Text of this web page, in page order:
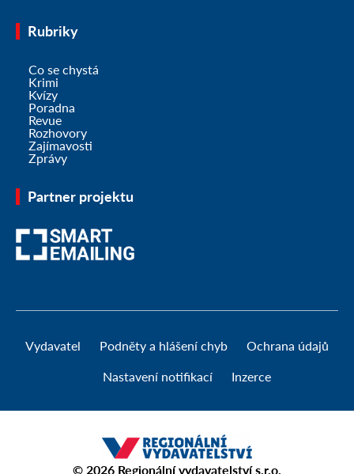
Rubriky
Co se chystá
Krimi
Kvízy
Poradna
Revue
Rozhovory
Zajímavosti
Zprávy
Partner projektu
Vydavatel Podněty a hlášení chyb Ochrana údajů
Nastavení notifikací Inzerce
© 2026 Regionální vydavatelství s.r.o.